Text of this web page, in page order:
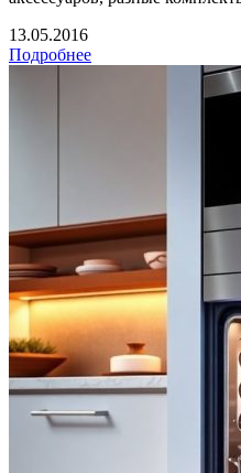
13.05.2016
Подробнее